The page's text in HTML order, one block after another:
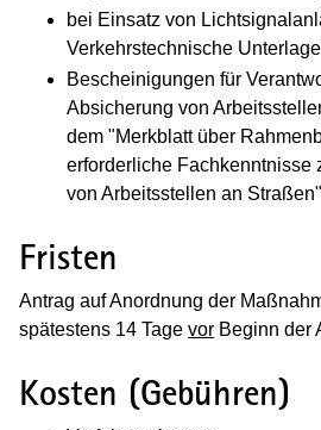
bei Einsatz von
Verkehrstechnische
Bescheinigungen für
Absicherung von
dem "Merkblatt über
erforderliche Fachkenntnisse
von Arbeitsstellen an
Fristen
Antrag auf Anordnung der
spätestens 14 Tage vor Beginn der
Kosten (Gebühren)